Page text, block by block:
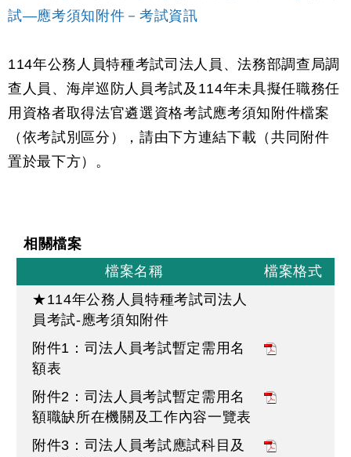
試—應考須知附件－考試資訊
114年公務人員特種考試司法人員、法務部調查局調
查人員、海岸巡防人員考試及114年未具擬任職務任
用資格者取得法官遴選資格考試應考須知附件檔案
（依考試別區分），請由下方連結下載（共同附件
置於最下方）。
相關檔案
檔案名稱
檔案格式
★114年公務人員特種考試司法人
員考試-應考須知附件
附件1：司法人員考試暫定需用名
額表
附件2：司法人員考試暫定需用名
額職缺所在機關及工作內容一覽表
附件3：司法人員考試應試科目及